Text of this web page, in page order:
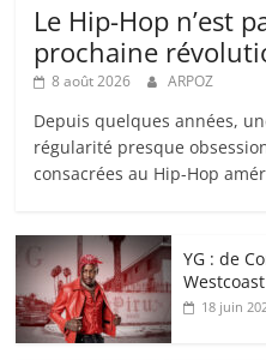
Le Hip-Hop n’est
prochaine
8 août 2026 ARPOZ
Depuis quelques années,
régularité presque
consacrées au Hip-Hop
YG : de
Westcoast
18 juin